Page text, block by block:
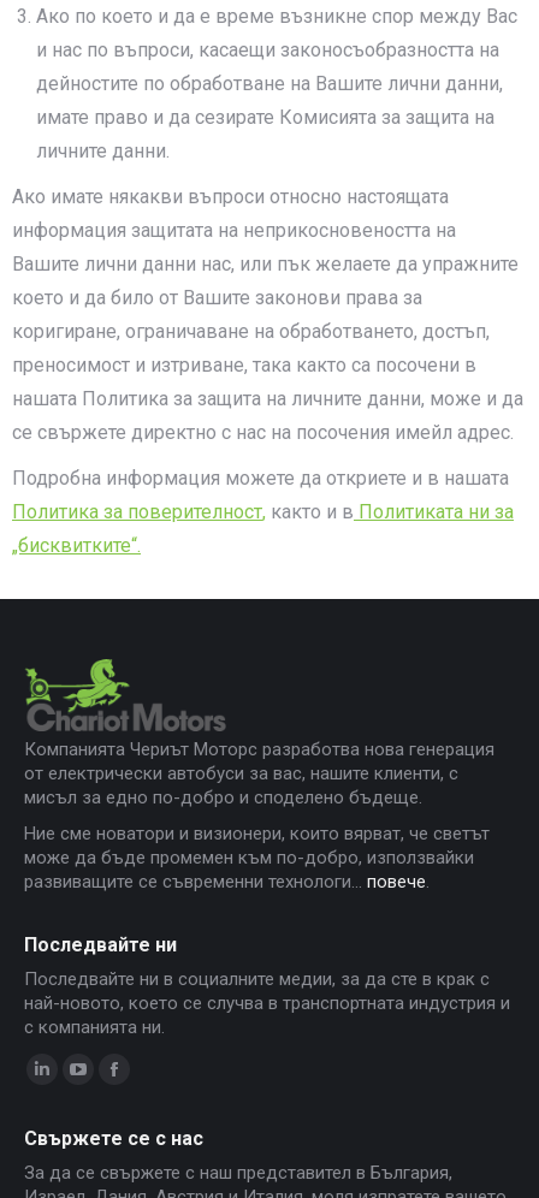
Ако по което и да е време възникне спор между Вас
и нас по въпроси, касаещи законосъобразността на
дейностите по обработване на Вашите лични данни,
имате право и да сезирате Комисията за защита на
личните данни.
Ако имате някакви въпроси относно настоящата
информация защитата на неприкосновеността на
Вашите лични данни нас, или пък желаете да упражните
което и да било от Вашите законови права за
коригиране, ограничаване на обработването, достъп,
преносимост и изтриване, така както са посочени в
нашата Политика за защита на личните данни, може и да
се свържете директно с нас на посочения имейл адрес.
Подробна информация можете да откриете и в нашата
Политика за поверителност, както и в Политиката ни за
„бисквитките“.
Компанията Чериът Моторс разработва нова генерация
от електрически автобуси за вас, нашите клиенти, с
мисъл за едно по-добро и споделено бъдеще.
Ние сме новатори и визионери, които вярват, че светът
може да бъде промемен към по-добро, използвайки
развиващите се съвременни технологи... повече.
Последвайте ни
Последвайте ни в социалните медии, за да сте в крак с
най-новото, което се случва в транспортната индустрия и
с компанията ни.
opens
in
opens
in
opens
in
Свържете се с нас
За да се свържете с наш представител в България,